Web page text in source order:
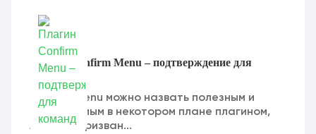
Плагин Confirm Menu – подтверждение для
Confirm Menu можно назвать полезным и
незаменимым в некотором плане плагином,
который призван...